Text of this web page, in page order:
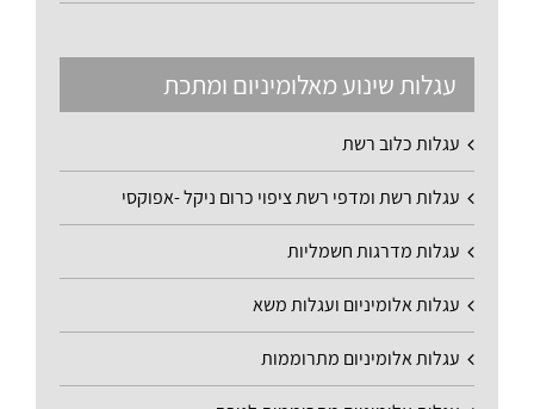
עגלות שינוע מאלומיניום ומתכת
עגלות כלוב רשת
עגלות רשת ומדפי רשת ציפוי כרום ניקל -אפוקסי
עגלות מדרגות חשמליות
עגלות אלומיניום ועגלות משא
עגלות אלומיניום מתרוממות